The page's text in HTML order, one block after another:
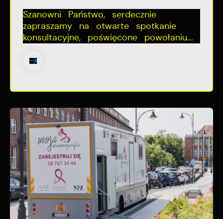
Szanowni Państwo, serdecznie
zapraszamy na otwarte spotkanie
konsultacyjne, poświęcone powołaniu...